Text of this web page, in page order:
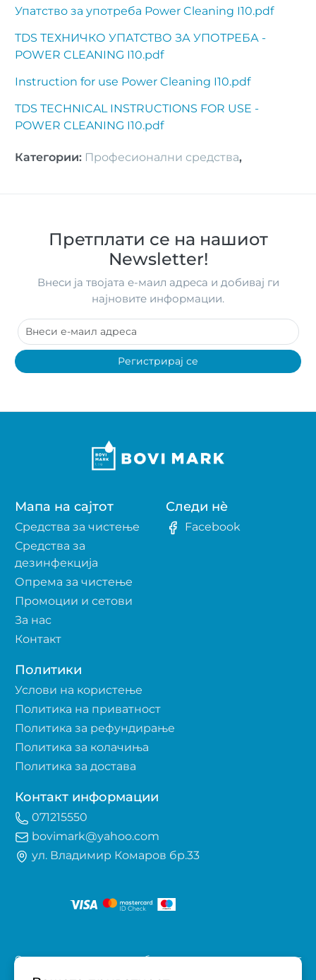
Упатство за употреба Power Cleaning I10.pdf
TDS ТЕХНИЧКО УПАТСТВО ЗА УПОТРЕБА -
POWER CLEANING I10.pdf
Instruction for use Power Cleaning I10.pdf
TDS TECHNICAL INSTRUCTIONS FOR USE -
POWER CLEANING I10.pdf
Категории: Професионални средства,
Претплати се на нашиот
Newsletter!
Внеси ја твојата е-маил адреса и добивај ги
најновите информации.
Регистрирај се
Мапа на сајтот
Средства за чистење
Средства за
дезинфекција
Опрема за чистење
Промоции и сетови
За нас
Контакт
Политики
Услови на користење
Политика на приватност
Политика за рефундирање
Политика за колачиња
Политика за достава
Контакт информации
071215550
bovimark@yahoo.com
ул. Владимир Комаров бр.33
Следи нè
Facebook
Оваа е-продавница е изработена со поддршка од проектот
„Е-трговија: Супермоќ за локалните бизниси vol.2",